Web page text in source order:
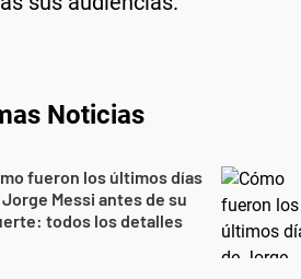
Noticias
fueron los últimos días
Messi antes de su
todos los detalles